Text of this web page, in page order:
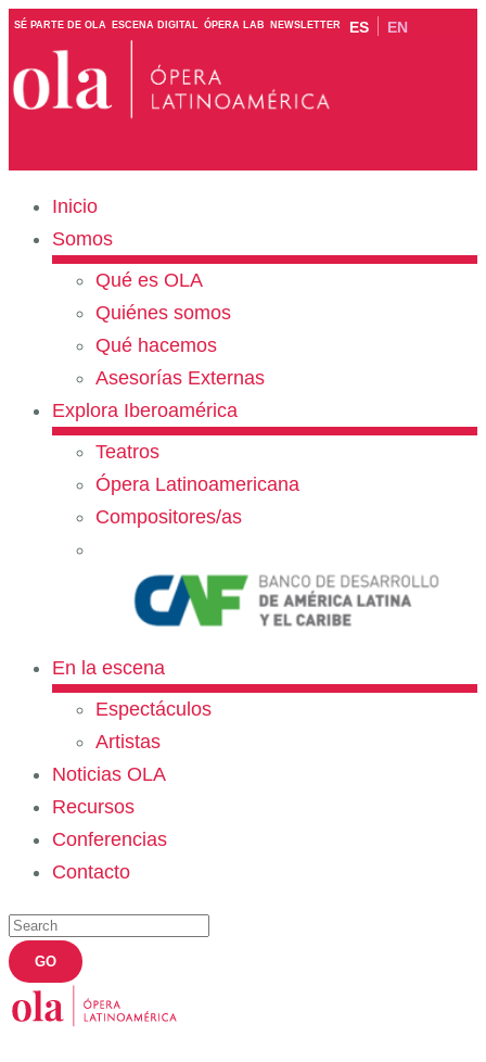
SÉ PARTE DE OLA ESCENA DIGITAL ÓPERA LAB NEWSLETTER ES EN
Inicio
Somos
Qué es OLA
Quiénes somos
Qué hacemos
Asesorías Externas
Explora Iberoamérica
Teatros
Ópera Latinoamericana
Compositores/as
En la escena
Espectáculos
Artistas
Noticias OLA
Recursos
Conferencias
Contacto